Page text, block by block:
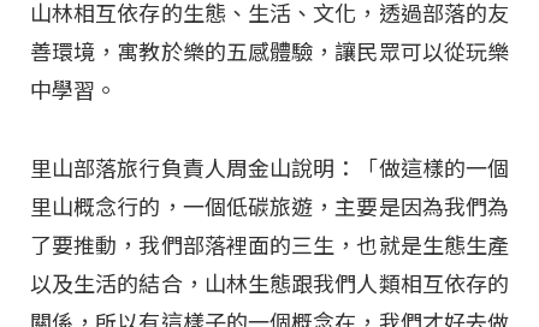
山林相互依存的生態、生活、文化，透過部落的友
善環境，寓教於樂的五感體驗，讓民眾可以從玩樂
中學習。
里山部落旅行負責人周金山說明：「做這樣的一個
里山概念行的，一個低碳旅遊，主要是因為我們為
了要推動，我們部落裡面的三生，也就是生態生產
以及生活的結合，山林生態跟我們人類相互依存的